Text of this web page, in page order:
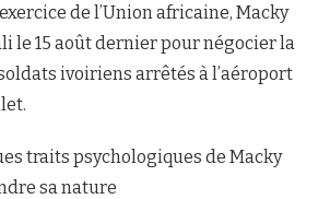
de l’Union africaine, Macky
le 15 août dernier pour négocier la
ivoiriens arrêtés à l’aéroport
traits psychologiques de Macky
sa nature